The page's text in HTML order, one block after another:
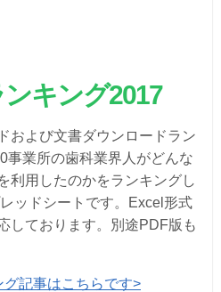
キング2017
および文書ダウンロードラン
事業所の歯科業界人がどんな
利用したのかをランキングし
ッドシートです。Excel形式
しております。別途PDF版も
記事はこちらです>